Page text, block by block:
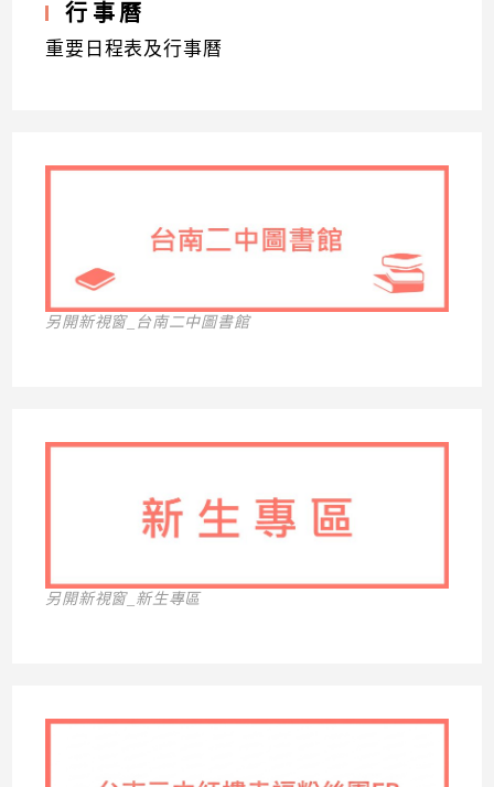
行事曆
重要日程表及行事曆
另開新視窗_台南二中圖書館
另開新視窗_新生專區